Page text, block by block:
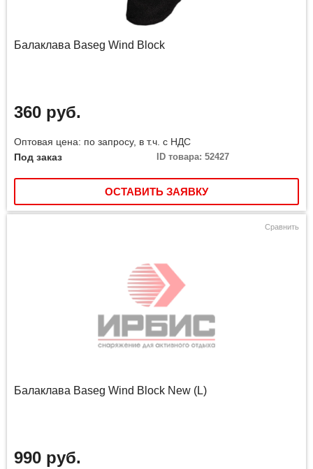
Балаклава Baseg Wind Block
360 руб.
Оптовая цена: по запросу, в т.ч. с НДС
Под заказ
ID товара: 52427
ОСТАВИТЬ ЗАЯВКУ
Сравнить
Балаклава Baseg Wind Block New (L)
990 руб.